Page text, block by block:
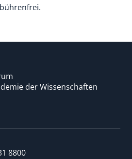
der Wissenschaften
8800